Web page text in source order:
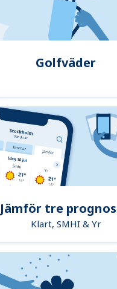
Golfväder
Jämför tre
Klart, SMHI & Yr